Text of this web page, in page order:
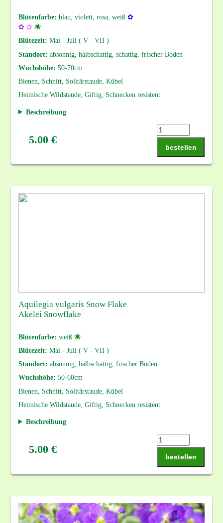
Blütenfarbe: blau, violett, rosa, weiß ✿
✿ ✿ ❀
Blütezeit: Mai - Juli ( V - VII )
Standort: absonnig, halbschattig, schattig, frischer Boden
Wuchshöhe: 50-70cm
Bienen, Schnitt, Solitärstaude, Kübel
Heimische Wildstaude, Giftig, Schnecken resistent
Beschreibung
5.00 €
bestellen
Aquilegia vulgaris Snow Flake
Akelei Snowflake
Blütenfarbe: weiß ❀
Blütezeit: Mai - Juli ( V - VII )
Standort: absonnig, halbschattig, frischer Boden
Wuchshöhe: 50-60cm
Bienen, Schnitt, Solitärstaude, Kübel
Heimische Wildstaude, Giftig, Schnecken resistent
Beschreibung
5.00 €
bestellen